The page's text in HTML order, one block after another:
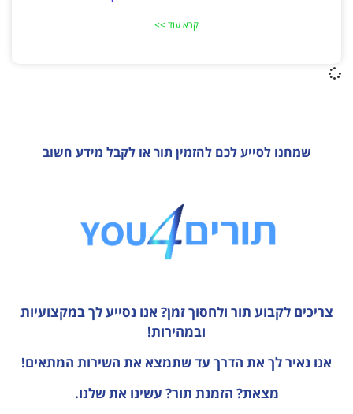
קרא עוד >>
שמחנו לסייע לכם להזמין תור או לקבל מידע חשוב
צריכים לקבוע תור ולחסוך זמן? אנו נסייע לך במקצועיות
ובמהירות!
אנו נאיר לך את הדרך עד שתמצא את השירות המתאים!
מצאת? הזמנת תור? עשינו את שלנו.